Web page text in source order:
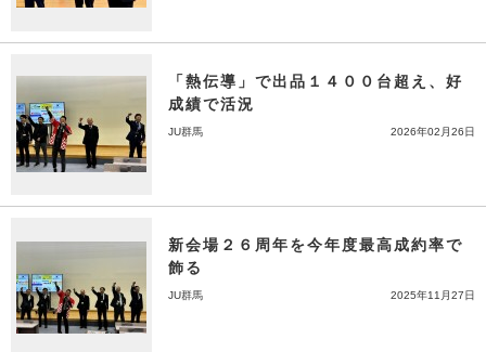
「熱伝導」で出品１４００台超え、好
成績で活況
JU群馬 2026年02月26日
新会場２６周年を今年度最高成約率で
飾る
JU群馬 2025年11月27日